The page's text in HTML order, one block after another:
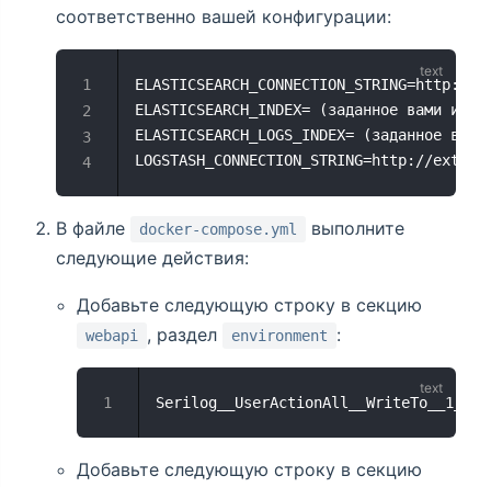
соответственно вашей конфигурации:
ELASTICSEARCH_INDEX= (заданное вами
ELASTICSEARCH_LOGS_INDEX= (заданное
В файле docker-compose.yml
выполните
следующие действия:
Добавьте следующую строку в секцию
webapi , раздел environment :
Добавьте следующую строку в секцию